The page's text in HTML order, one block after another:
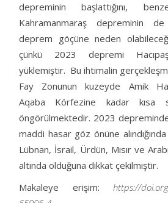
depreminin başlattığını,
Kahramanmaraş depreminin
deprem göçüne neden
çünkü 2023 depremi
yüklemiştir. Bu ihtimalin
Fay Zonunun kuzeyde Amik
Aqaba Körfezine kadar kısa
öngörülmektedir. 2023
maddi hasar göz önüne
Lübnan, İsrail, Ürdün, Mısır ve
altında olduğuna dikkat çekilmiştir.
Makaleye erişim: https://